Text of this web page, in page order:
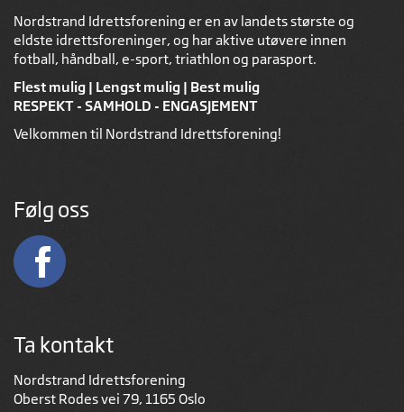
Nordstrand Idrettsforening er en av landets største og
eldste idrettsforeninger, og har aktive utøvere innen
fotball, håndball, e-sport, triathlon og parasport.
Flest mulig | Lengst mulig | Best mulig
RESPEKT - SAMHOLD - ENGASJEMENT
Velkommen til Nordstrand Idrettsforening!
Følg oss
Ta kontakt
Nordstrand Idrettsforening
Oberst Rodes vei 79, 1165 Oslo